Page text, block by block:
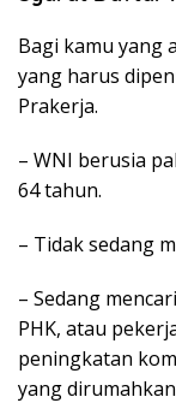
Bagi kamu yang
yang harus
Prakerja.
– WNI berusia
64 tahun.
– Tidak sedang
– Sedang
PHK, atau
peningkatan
yang